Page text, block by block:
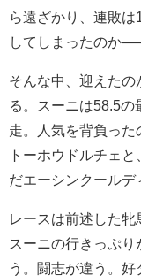
ら遠ざかり、連敗は
してしまったのか
そんな中、迎えた
る。スーニは58.5の
走。人気を背負った
トーホウドルチェ
だエーシンクールデ
レースは前述した牝
スーニの行きっぷ
う。闘志が違う。